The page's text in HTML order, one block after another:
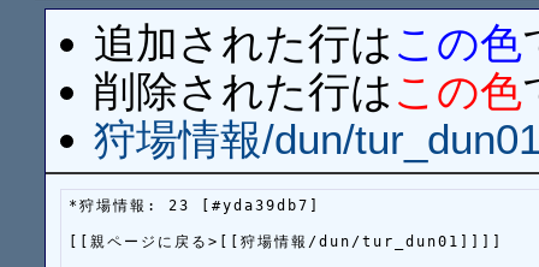
追加された行は この色
削除された行は この色
狩場情報/dun/
*狩場情報: 23 [#yda39db7]
[[親ページに戻る>[[狩場情報/dun/tur_dun01]]]]